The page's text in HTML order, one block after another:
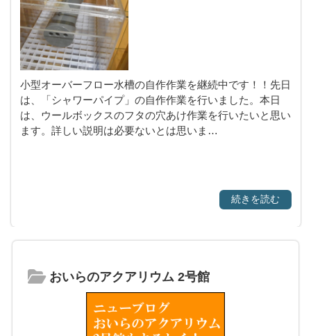
小型オーバーフロー水槽の自作作業を継続中です！！先日
は、「シャワーパイプ」の自作作業を行いました。本日
は、ウールボックスのフタの穴あけ作業を行いたいと思い
ます。詳しい説明は必要ないとは思いま…
続きを読む
おいらのアクアリウム 2号館